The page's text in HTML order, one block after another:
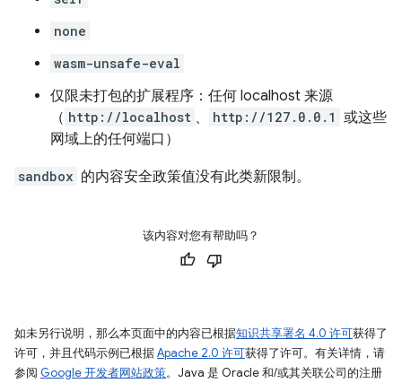
none
wasm-unsafe-eval
仅限未打包的扩展程序：任何 localhost 来源
（ http://localhost 、 http://127.0.0.1 或这些
网域上的任何端口）
sandbox 的内容安全政策值没有此类新限制。
该内容对您有帮助吗？
如未另行说明，那么本页面中的内容已根据知识共享署名 4.0 许可获得了
许可，并且代码示例已根据Apache 2.0 许可获得了许可。有关详情，请
参阅 Google 开发者网站政策。Java 是 Oracle 和/或其关联公司的注册